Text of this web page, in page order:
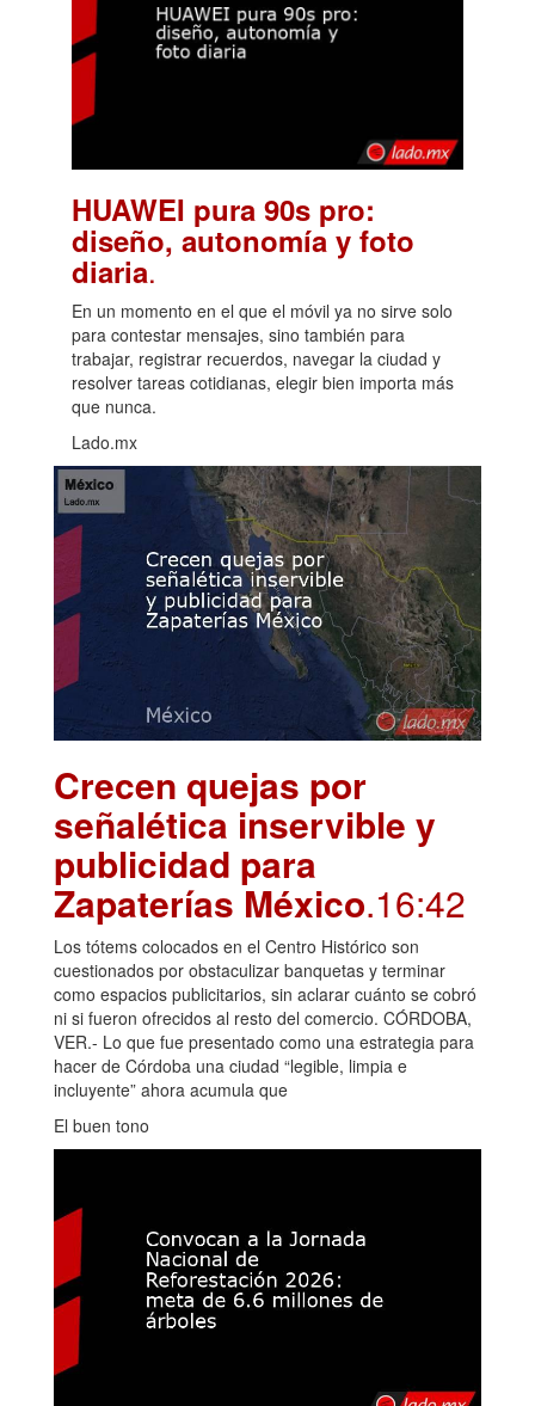
HUAWEI pura 90s pro:
diseño, autonomía y foto
diaria.
En un momento en el que el móvil ya no sirve solo
para contestar mensajes, sino también para
trabajar, registrar recuerdos, navegar la ciudad y
resolver tareas cotidianas, elegir bien importa más
que nunca.
Lado.mx
Crecen quejas por
señalética inservible y
publicidad para
Zapaterías México.16:42
Los tótems colocados en el Centro Histórico son
cuestionados por obstaculizar banquetas y terminar
como espacios publicitarios, sin aclarar cuánto se cobró
ni si fueron ofrecidos al resto del comercio. CÓRDOBA,
VER.- Lo que fue presentado como una estrategia para
hacer de Córdoba una ciudad “legible, limpia e
incluyente” ahora acumula que
El buen tono